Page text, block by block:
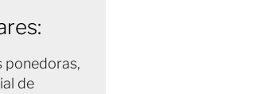
ponedoras,
de